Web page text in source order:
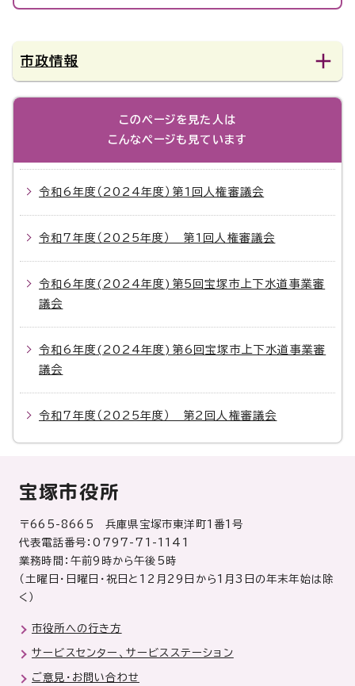
市政情報
このページを見た人は
こんなページも見ています
令和6年度（2024年度）第1回人権審議会
令和7年度（2025年度） 第1回人権審議会
令和6年度(2024年度)第5回宝塚市上下水道事業審
議会
令和6年度(2024年度)第6回宝塚市上下水道事業審
議会
令和7年度（2025年度） 第2回人権審議会
宝塚市役所
〒665-8665 兵庫県宝塚市東洋町1番1号
代表電話番号：0797-71-1141
業務時間：午前9時から午後5時
（土曜日・日曜日・祝日と12月29日から1月3日の年末年始は除
く）
市役所への行き方
サービスセンター、サービスステーション
ご意見・お問い合わせ